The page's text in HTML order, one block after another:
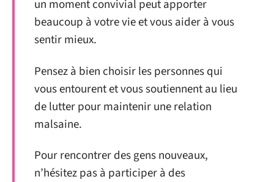
un moment convivial peut apporter
beaucoup à votre vie et vous aider à vous
sentir mieux.
Pensez à bien choisir les personnes qui
vous entourent et vous soutiennent au lieu
de lutter pour maintenir une relation
malsaine.
Pour rencontrer des gens nouveaux,
n’hésitez pas à participer à des